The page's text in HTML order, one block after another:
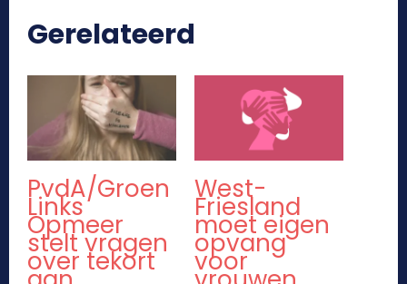
Gerelateerd
PvdA/Groen
Links
Opmeer
stelt vragen
over tekort
West-
Friesland
moet eigen
opvang
voor